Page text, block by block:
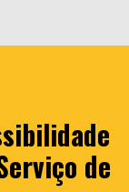
de